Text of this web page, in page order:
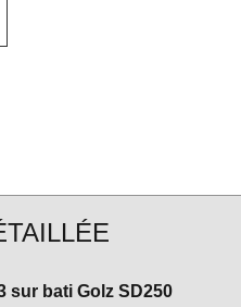
sur bati Golz SD250